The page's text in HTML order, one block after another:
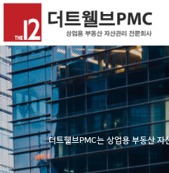
더트웰브PMC는 상업용 부동산 자